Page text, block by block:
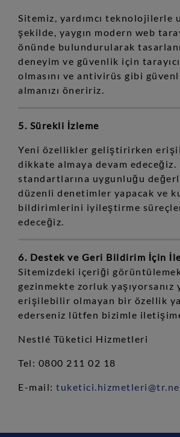
Sitemiz, yardımcı teknolojilerle
şekilde, yaygın modern web
önünde bulundurularak
deneyim ve güvenlik için
olmasını ve antivirüs gibi
almanızı öneririz.
5. Sürekli İzleme
Yeni özellikler geliştirirken
dikkate almaya devam
standartlarına uygunluğu
düzenli denetimler yapacak ve
bildirimlerini iyileştirme
edeceğiz.
6. Destek ve Geri Bildirim İçin
Sitemizdeki içeriği
gezinmekte zorluk yaşıyorsanız
erişilebilir olmayan bir özellik
ederseniz lütfen bizimle
Nestlé Tüketici Hizmetleri
Tel: 0800 211 02 18
E-mail: